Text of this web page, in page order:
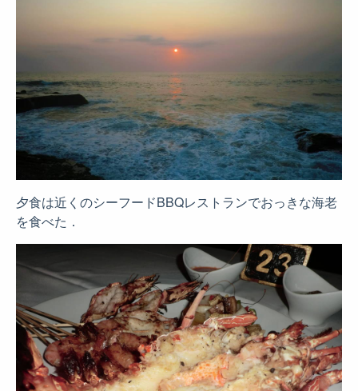
夕食は近くのシーフードBBQレストランでおっきな海老
を食べた．